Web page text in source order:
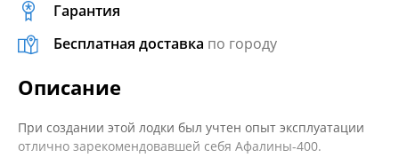
Гарантия
Бесплатная доставка по городу
Описание
При создании этой лодки был учтен опыт эксплуатации
отлично зарекомендовавшей себя Афалины-400.